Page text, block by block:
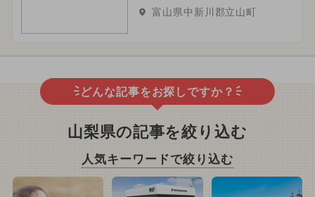
富山県中新川郡立山町
どんな記事をお探しですか？
山梨県の記事を絞り込む
人気キーワードで絞り込む